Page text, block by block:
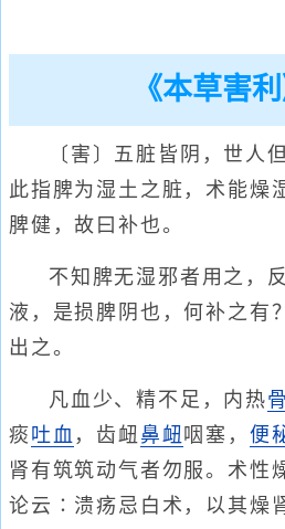
《本草害
〔害〕五脏皆阴，世人
此指脾为湿土之脏，术能燥
脾健，故曰补也。
不知脾无湿邪者用之，
液，是损脾阴也，何补之有
出之。
凡血少、精不足，内热
痰 吐血 ，齿衄 鼻衄 咽塞， 便
肾有筑筑动气者勿服。术性
论云∶溃疡忌白术，以其燥